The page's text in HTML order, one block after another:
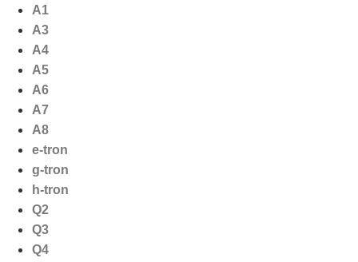
naar
inhoud
A1
A3
A4
A5
A6
A7
A8
e-tron
g-tron
h-tron
Q2
Q3
Q4